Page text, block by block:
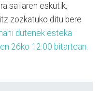
sailaren eskutik,
zozkatuko ditu bere
dutenek esteka
26ko 12:00 bitartean.